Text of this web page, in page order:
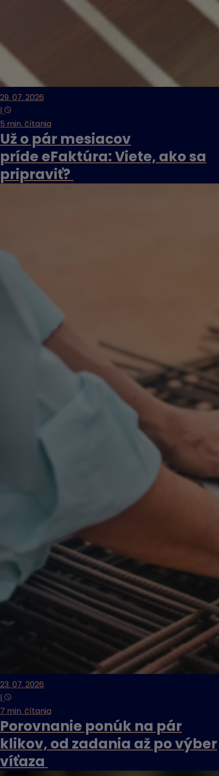
29. 07. 2026
|
5 min. čítania
Už o pár mesiacov
príde eFaktúra: Viete, ako sa
pripraviť?
23. 07. 2026
|
7 min. čítania
Porovnanie ponúk na pár
klikov, od zadania až po výber
víťaza